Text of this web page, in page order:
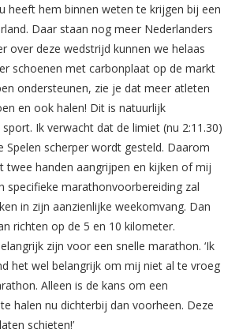
heeft hem binnen weten te krijgen bij een
Daar staan nog meer Nederlanders
over deze wedstrijd kunnen we helaas
schoenen met carbonplaat op de markt
ondersteunen, zie je dat meer atleten
en ook halen! Dit is natuurlijk
Ik verwacht dat de limiet (nu 2:11.30)
Spelen scherper wordt gesteld. Daarom
twee handen aangrijpen en kijken of mij
specifieke marathonvoorbereiding zal
in zijn aanzienlijke weekomvang. Dan
richten op de 5 en 10 kilometer.
zijn voor een snelle marathon. ‘Ik
het wel belangrijk om mij niet al te vroeg
Alleen is de kans om een
halen nu dichterbij dan voorheen. Deze
schieten!’